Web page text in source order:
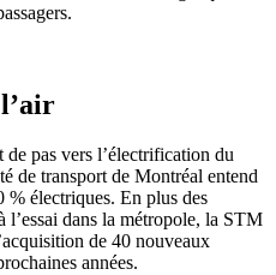
de pas vers l’électrification du
de transport de Montréal entend
% électriques. En plus des
l’essai dans la métropole, la STM
de 40 nouveaux
années.